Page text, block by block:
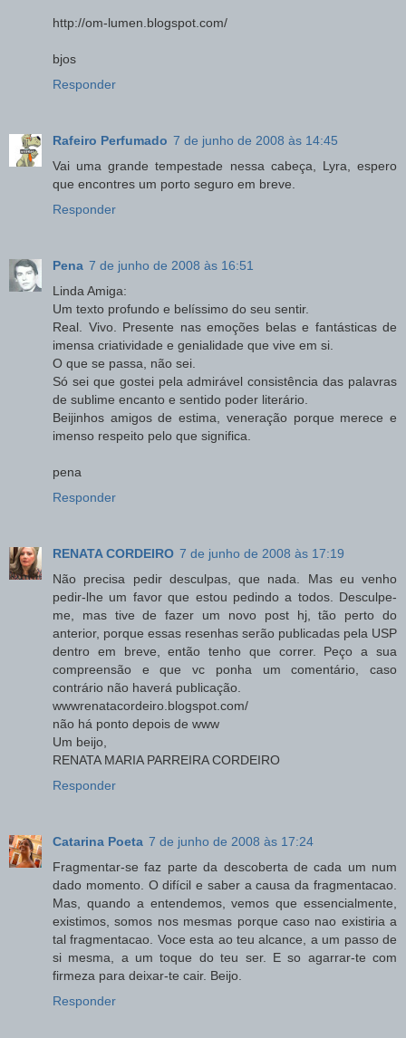
http://om-lumen.blogspot.com/
bjos
Responder
Rafeiro Perfumado 7 de junho de 2008 às 14:45
Vai uma grande tempestade nessa cabeça, Lyra, espero
que encontres um porto seguro em breve.
Responder
Pena 7 de junho de 2008 às 16:51
Linda Amiga:
Um texto profundo e belíssimo do seu sentir.
Real. Vivo. Presente nas emoções belas e fantásticas de
imensa criatividade e genialidade que vive em si.
O que se passa, não sei.
Só sei que gostei pela admirável consistência das palavras
de sublime encanto e sentido poder literário.
Beijinhos amigos de estima, veneração porque merece e
imenso respeito pelo que significa.
pena
Responder
RENATA CORDEIRO 7 de junho de 2008 às 17:19
Não precisa pedir desculpas, que nada. Mas eu venho
pedir-lhe um favor que estou pedindo a todos. Desculpe-
me, mas tive de fazer um novo post hj, tão perto do
anterior, porque essas resenhas serão publicadas pela USP
dentro em breve, então tenho que correr. Peço a sua
compreensão e que vc ponha um comentário, caso
contrário não haverá publicação.
wwwrenatacordeiro.blogspot.com/
não há ponto depois de www
Um beijo,
RENATA MARIA PARREIRA CORDEIRO
Responder
Catarina Poeta 7 de junho de 2008 às 17:24
Fragmentar-se faz parte da descoberta de cada um num
dado momento. O difícil e saber a causa da fragmentacao.
Mas, quando a entendemos, vemos que essencialmente,
existimos, somos nos mesmas porque caso nao existiria a
tal fragmentacao. Voce esta ao teu alcance, a um passo de
si mesma, a um toque do teu ser. E so agarrar-te com
firmeza para deixar-te cair. Beijo.
Responder